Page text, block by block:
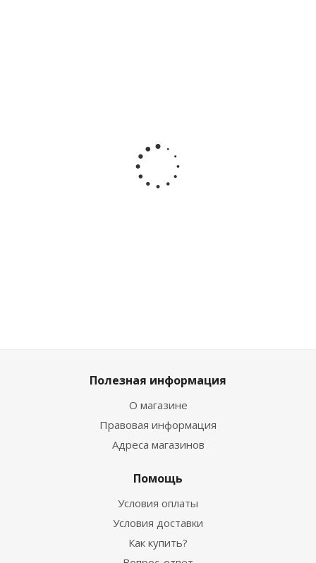
Музыкальная игрушка
Музыкальная игрушка
Полезная информация
О магазине
Правовая информация
Адреса магазинов
Помощь
Условия оплаты
Условия доставки
Как купить?